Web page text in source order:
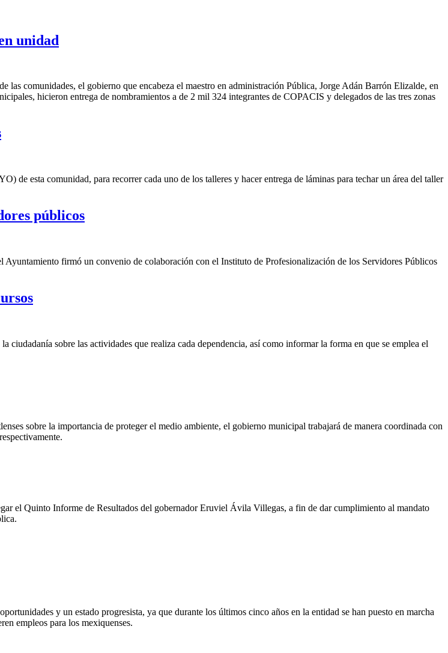
unidad
comunidades, el gobierno que encabeza el maestro en administración Pública, Jorge Adán Barrón Elizalde, en
hicieron entrega de nombramientos a de 2 mil 324 integrantes de COPACIS y delegados de las tres zonas
esta comunidad, para recorrer cada uno de los talleres y hacer entrega de láminas para techar un área del taller
públicos
firmó un convenio de colaboración con el Instituto de Profesionalización de los Servidores Públicos
sobre las actividades que realiza cada dependencia, así como informar la forma en que se emplea el
sobre la importancia de proteger el medio ambiente, el gobierno municipal trabajará de manera coordinada con
el Quinto Informe de Resultados del gobernador Eruviel Ávila Villegas, a fin de dar cumplimiento al mandato
y un estado progresista, ya que durante los últimos cinco años en la entidad se han puesto en marcha
empleos para los mexiquenses.